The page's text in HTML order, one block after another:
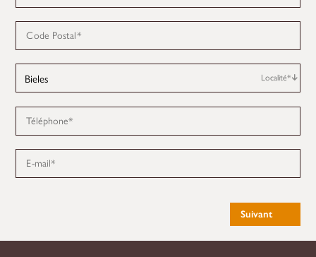
Code Postal*
Localité*
Téléphone*
E-mail*